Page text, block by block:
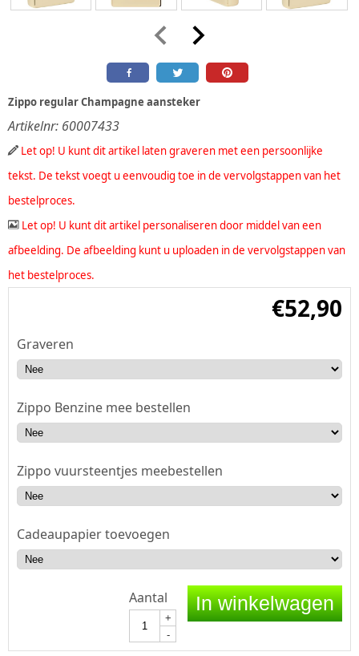
Zippo regular Champagne aansteker
Artikelnr: 60007433
Let op! U kunt dit artikel laten graveren met een persoonlijke
tekst. De tekst voegt u eenvoudig toe in de vervolgstappen van het
bestelproces.
Let op! U kunt dit artikel personaliseren door middel van een
afbeelding. De afbeelding kunt u uploaden in de vervolgstappen van
het bestelproces.
€52,90
Graveren
Zippo Benzine mee bestellen
Zippo vuursteentjes meebestellen
Cadeaupapier toevoegen
Aantal
+
-
In winkelwagen